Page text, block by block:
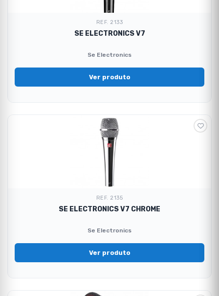
REF. 2133
SE ELECTRONICS V7
Se Electronics
Ver produto
REF. 2135
SE ELECTRONICS V7 CHROME
Se Electronics
Ver produto